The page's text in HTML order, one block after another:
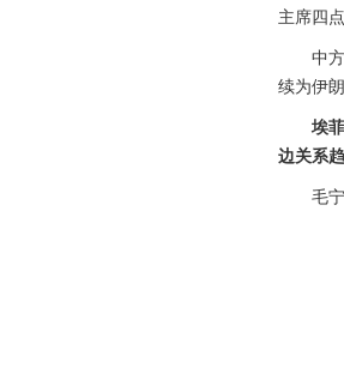
主席四
中
续为伊
埃
边关系
毛